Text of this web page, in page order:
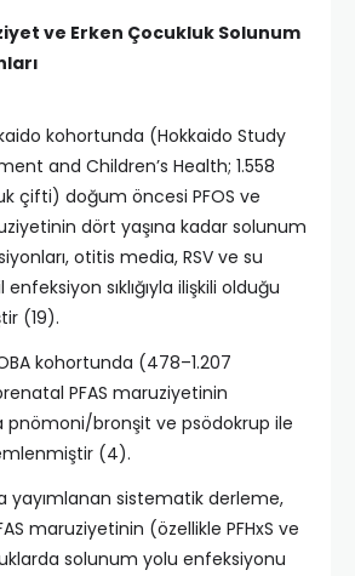
ve Erken Çocukluk Solunum
kohortunda (Hokkaido Study
and Children’s Health; 1.558
çifti) doğum öncesi PFOS ve
dört yaşına kadar solunum
otitis media, RSV ve su
sıklığıyla ilişkili olduğu
(19).​
kohortunda (478–1.207
PFAS maruziyetinin
pnömoni/bronşit ve psödokrup ile
(4).​
yayımlanan sistematik derleme,
maruziyetinin (özellikle PFHxS ve
solunum yolu enfeksiyonu